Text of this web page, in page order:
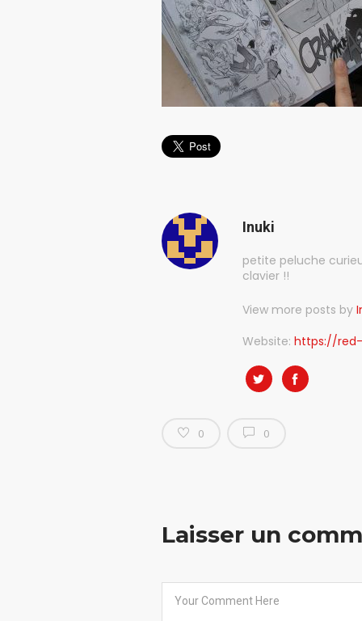
Inuki
petite peluche
clavier !!
View more posts by
Website: https://
0 0
Laisser un